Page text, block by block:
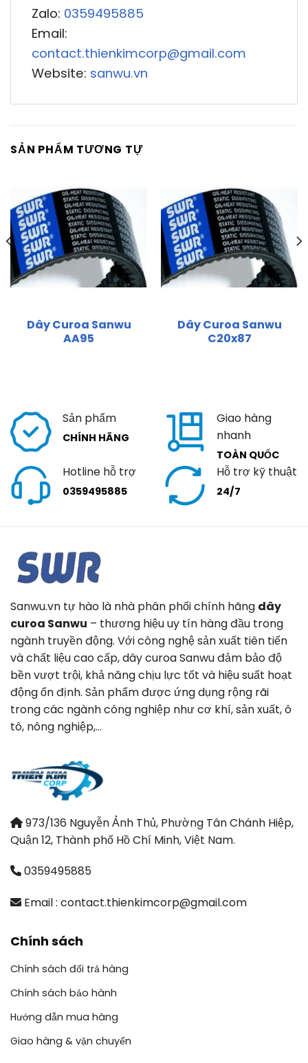
Zalo: 0359495885
Email:
contact.thienkimcorp@gmail.com
Website: sanwu.vn
SẢN PHẨM TƯƠNG TỰ
Dây Curoa Sanwu
AA95
Dây Curoa Sanwu
C20x87
Sản phẩm
CHÍNH HÃNG
Giao hàng
nhanh
TOÀN QUỐC
Hotline hỗ trợ
0359495885
Hỗ trợ kỹ thuật
24/7
Sanwu.vn tự hào là nhà phân phối chính hãng dây
curoa Sanwu – thương hiệu uy tín hàng đầu trong
ngành truyền động. Với công nghệ sản xuất tiên tiến
và chất liệu cao cấp, dây curoa Sanwu đảm bảo độ
bền vượt trội, khả năng chịu lực tốt và hiệu suất hoạt
động ổn định. Sản phẩm được ứng dụng rộng rãi
trong các ngành công nghiệp như cơ khí, sản xuất, ô
tô, nông nghiệp,…
973/136 Nguyễn Ảnh Thủ, Phường Tân Chánh Hiệp,
Quận 12, Thành phố Hồ Chí Minh, Việt Nam.
0359495885
Email : contact.thienkimcorp@gmail.com
Chính sách
Chính sách đổi trả hàng
Chính sách bảo hành
Hướng dẫn mua hàng
Giao hàng & vận chuyển